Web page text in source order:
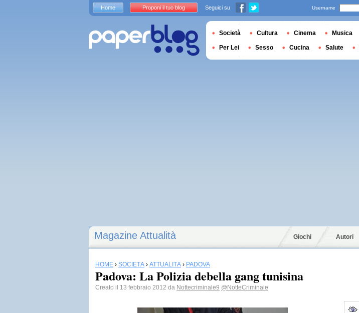
Magazine Attualità Giochi Autori
HOME › SOCIETÀ › ATTUALITÀ › PADOVA
Padova: La Polizia debella gang tunisina
Creato il 13 febbraio 2012 da Nottecriminale9 @NotteCriminale
Home Proponi il tuo blog Seguici su Username
Società Cultura Cinema Musica
Per Lei Sesso Cucina Salute